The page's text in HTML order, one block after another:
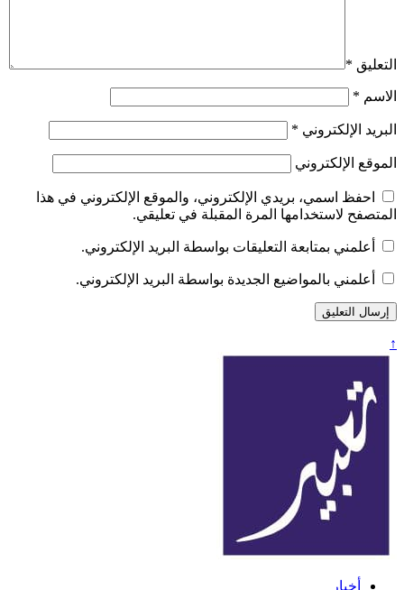
التعليق *
الاسم *
البريد الإلكتروني *
الموقع الإلكتروني
احفظ اسمي، بريدي الإلكتروني، والموقع الإلكتروني في هذا
المتصفح لاستخدامها المرة المقبلة في تعليقي.
أعلمني بمتابعة التعليقات بواسطة البريد الإلكتروني.
أعلمني بالمواضيع الجديدة بواسطة البريد الإلكتروني.
↑
أخبار